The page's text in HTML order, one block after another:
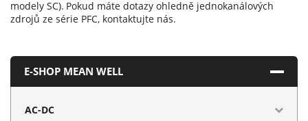
modely SC). Pokud máte dotazy ohledně jednokanálových
zdrojů ze série PFC, kontaktujte nás.
E-SHOP MEAN WELL
AC-DC